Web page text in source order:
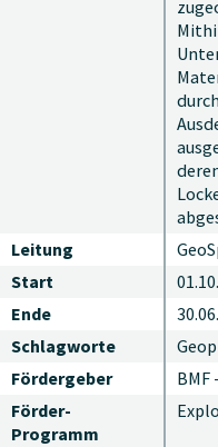
Leitung
Start
Ende
Schlagworte
Fördergeber
Förder-
Programm